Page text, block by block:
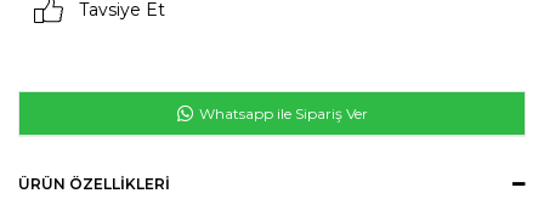
Tavsiye Et
Whatsapp ile Sipariş Ver
ÜRÜN ÖZELLIKLERI